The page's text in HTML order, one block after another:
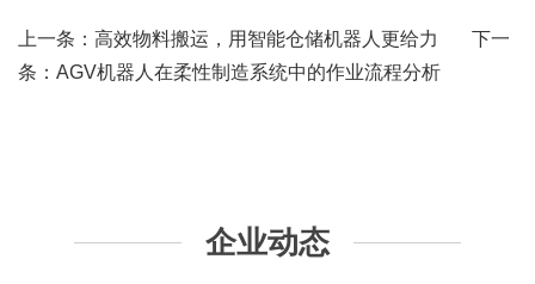
上一条： 高效物料搬运，用智能仓储机器人更给力
下一
条： AGV机器人在柔性制造系统中的作业流程分析
企业动态